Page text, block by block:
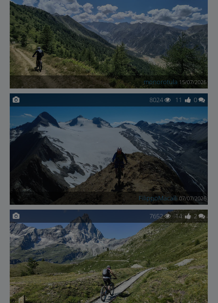
monorotula 15/07/2026
8024 11 0
FilippoMacalli 07/07/2026
7652 14 2